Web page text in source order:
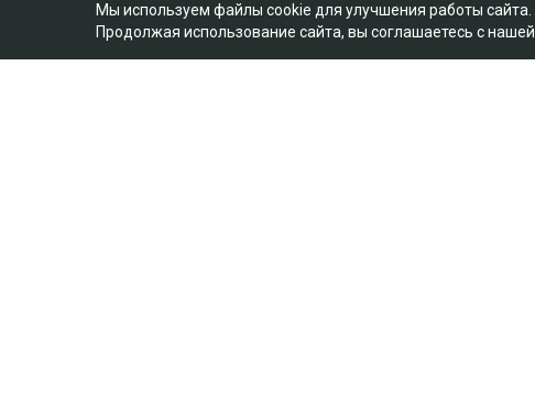
Мы используем файлы cookie для улучшения работы сайта.
Продолжая использование сайта, вы соглашаетесь с нашей